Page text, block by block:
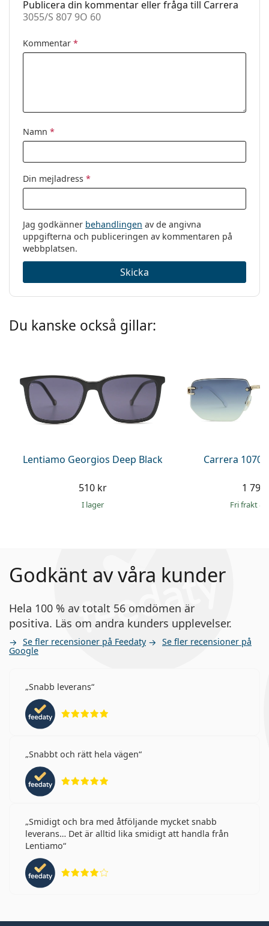
Publicera din kommentar eller fråga till Carrera
3055/S 807 9O 60
Kommentar *
Namn *
Din mejladress *
Jag godkänner behandlingen av de angivna
uppgifterna och publiceringen av kommentaren på
webbplatsen.
Skicka
Du kanske också gillar:
Lentiamo Georgios Deep Black
510 kr
I lager
Carrera 1070/
1
Fri frakt&
Godkänt av våra kunder
Hela 100 % av totalt 56 omdömen är
positiva. Läs om andra kunders upplevelser.
Se fler recensioner på Feedaty Se fler recensioner på
Google
Snabb leverans
Snabbt och rätt hela vägen
Smidigt och bra med åtföljande mycket snabb
leverans… Det är alltid lika smidigt att handla från
Lentiamo